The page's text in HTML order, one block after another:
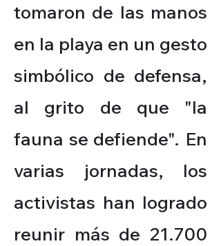
tomaron de las manos
en la playa en un gesto
simbólico de defensa,
al grito de que "la
fauna se defiende". En
varias jornadas, los
activistas han logrado
reunir más de 21.700